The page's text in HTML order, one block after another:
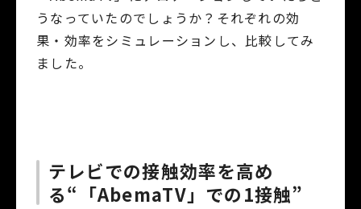
うなっていたのでしょうか？それぞれの効
果・効率をシミュレーションし、比較してみ
ました。
テレビでの接触効率を高め
る“「AbemaTV」での1接触”